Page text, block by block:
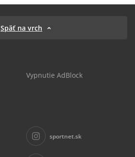
Späť na vrch
Vypnutie AdBlock
sportnet.sk